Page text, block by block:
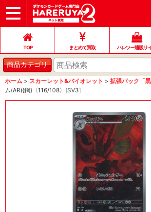
TOP
まとめて買取
ハレツー通販サイト
ヘルプ
お問い合わせ
TOP まとめて買取 ハレツー通販サ
商品カテゴリ
ホーム > スカーレット&バイオレット > 拡張パック「
ム(AR){鋼}〈116/108〉[SV3]